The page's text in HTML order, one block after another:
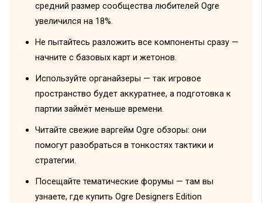
средний размер сообщества любителей Ogre
увеличился на 18%.
Не пытайтесь разложить все компоненты сразу —
начните с базовых карт и жетонов.
Используйте органайзеры — так игровое
пространство будет аккуратнее, а подготовка к
партии займёт меньше времени.
Читайте свежие варгейм Ogre обзоры: они
помогут разобраться в тонкостях тактики и
стратегии.
Посещайте тематические форумы — там вы
узнаете, где купить Ogre Designers Edition